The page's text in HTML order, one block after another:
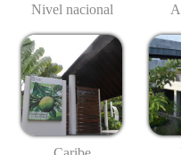
Nivel nacional